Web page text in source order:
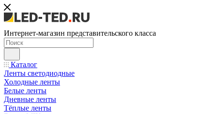
Интернет-магазин представительского класса
Каталог
Ленты светодиодные
Холодные ленты
Белые ленты
Дневные ленты
Тёплые ленты